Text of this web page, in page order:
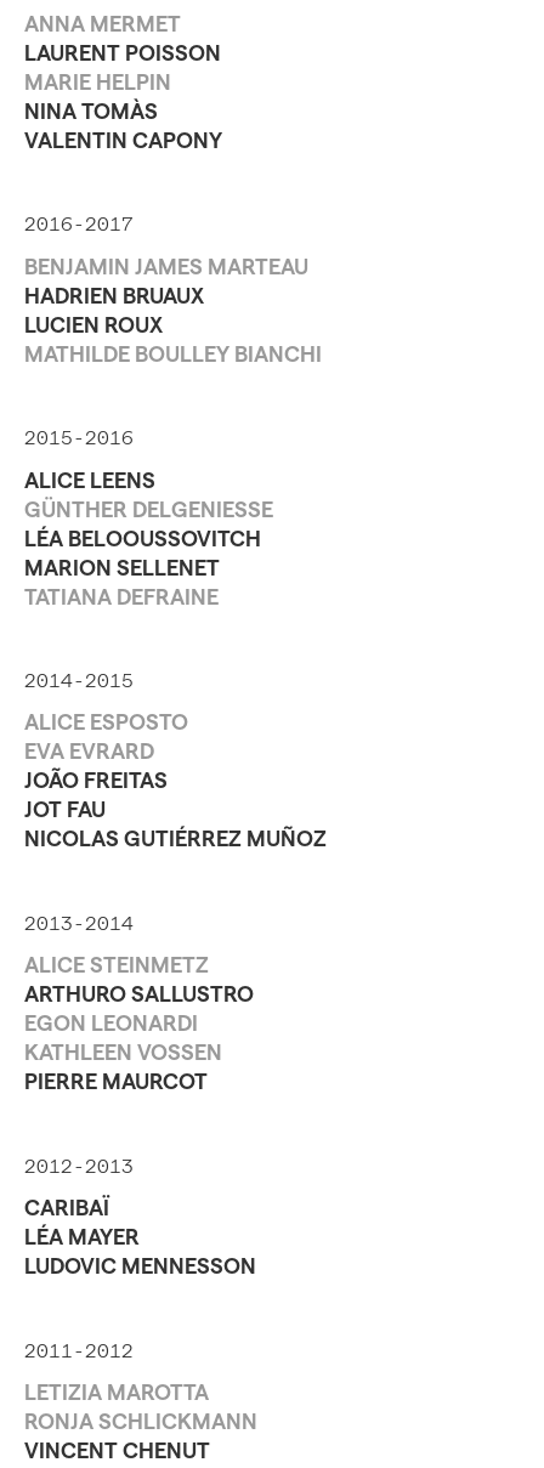
ANNA MERMET
LAURENT POISSON
MARIE HELPIN
NINA TOMÀS
VALENTIN CAPONY
2016-2017
BENJAMIN JAMES MARTEAU
HADRIEN BRUAUX
LUCIEN ROUX
MATHILDE BOULLEY BIANCHI
2015-2016
ALICE LEENS
GÜNTHER DELGENIESSE
LÉA BELOOUSSOVITCH
MARION SELLENET
TATIANA DEFRAINE
2014-2015
ALICE ESPOSTO
EVA EVRARD
JOÃO FREITAS
JOT FAU
NICOLAS GUTIÉRREZ MUÑOZ
2013-2014
ALICE STEINMETZ
ARTHURO SALLUSTRO
EGON LEONARDI
KATHLEEN VOSSEN
PIERRE MAURCOT
2012-2013
CARIBAÏ
LÉA MAYER
LUDOVIC MENNESSON
2011-2012
LETIZIA MAROTTA
RONJA SCHLICKMANN
VINCENT CHENUT